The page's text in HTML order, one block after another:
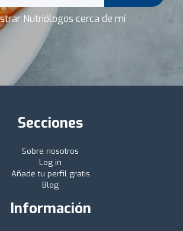
Nutriólogos cerca de mí
Secciones
Sobre nosotros
Log in
Añade tu perfil gratis
Blog
Información